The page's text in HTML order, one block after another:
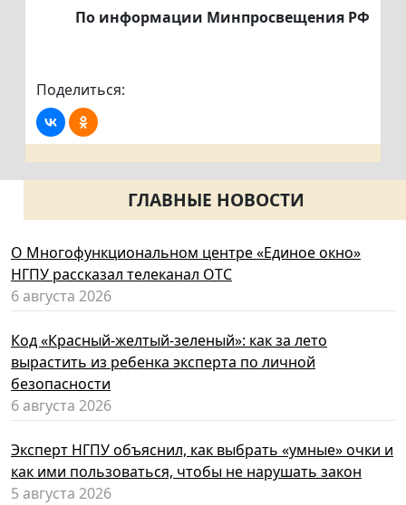
По информации Минпросвещения РФ
Поделиться:
ГЛАВНЫЕ НОВОСТИ
О Многофункциональном центре «Единое окно»
НГПУ рассказал телеканал ОТС
6 августа 2026
Код «Красный-желтый-зеленый»: как за лето
вырастить из ребенка эксперта по личной
безопасности
6 августа 2026
Эксперт НГПУ объяснил, как выбрать «умные» очки и
как ими пользоваться, чтобы не нарушать закон
5 августа 2026